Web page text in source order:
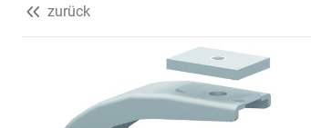
Sprache wählen (DE)
zurück